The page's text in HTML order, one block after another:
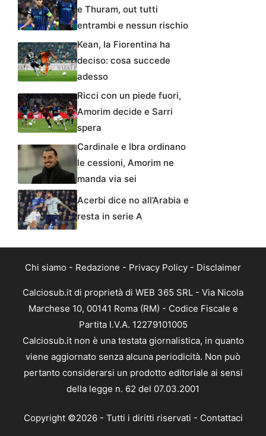
e Thuram, out tutti
entrambi e nessun rischio
Kean, la Fiorentina ha
deciso: cosa succede
adesso
Ricci con un piede fuori,
Amorim decide e Sarri
spera
Cardinale e Ibra ordinano
le cessioni, Amorim ne
manda via sei
Acerbi dice no all’Arabia e
resta in serie A
Chi siamo - Redazione - Privacy Policy - Disclaimer
Calciosub.it di proprietà di WEB 365 SRL - Via Nicola
Marchese 10, 00141 Roma (RM) - Codice Fiscale e
Partita I.V.A. 12279101005
Calciosub.it non è una testata giornalistica, in quanto
viene aggiornato senza alcuna periodicità. Non può
pertanto considerarsi un prodotto editoriale ai sensi
della legge n. 62 del 07.03.2001
Copyright ©2026 - Tutti i diritti riservati - Contattaci